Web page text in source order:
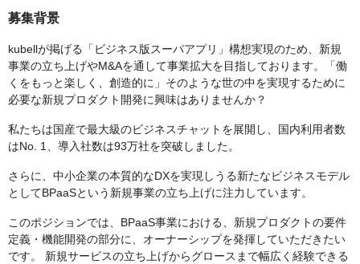
募集背景
kubellが掲げる「ビジネス版スーパアプリ」構想実現のため、新規
事業の立ち上げやM&Aを通して事業拡大を目指しております。「働
くをもっと楽しく、創造的に」そのような世の中を実現するために
必要な新規プロダクト開発に興味はありませんか？
私たちは国産で最大級のビジネスチャットを展開し、国内利用者数
はNo. 1、導入社数は93万社を突破しました。
さらに、中小企業の本質的なDXを実現しうる新たなビジネスモデル
としてBPaaSという新規事業の立ち上げに注力しています。
このポジションでは、BPaaS事業における、新規プロダクトの要件
定義・機能開発の部分に、オーナーシップを発揮していただきたい
です。 新規サービスの立ち上げからグロースまで幅広く経験できる